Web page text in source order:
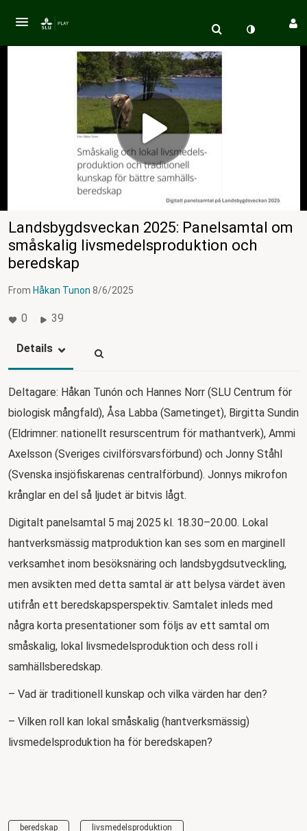
Landsbygdsveckan 2025: Panelsamtal om
småskalig livsmedelsproduktion och
beredskap
From Håkan Tunon 8/6/2025
0 39
Details
Deltagare: Håkan Tunón och Hannes Norr (SLU Centrum för
biologisk mångfald), Åsa Labba (Sametinget), Birgitta Sundin
(Eldrimner: nationellt resurscentrum för mathantverk), Ammi
Axelsson (Sveriges civilförsvarsförbund) och Jonny Ståhl
(Svenska insjöfiskarenas centralförbund). Jonnys mikrofon
krånglar en del så ljudet är bitvis lågt.
Digitalt panelsamtal 5 maj 2025 kl. 18.30–20.00. Lokal
hantverksmässig matproduktion kan ses som en marginell
verksamhet inom besöksnäring och landsbygdsutveckling,
men avsikten med detta samtal är att belysa värdet även
utifrån ett beredskapsperspektiv. Samtalet inleds med
några korta presentationer som följs av ett samtal om
småskalig, lokal livsmedelsproduktion och dess roll i
samhällsberedskap.
– Vad är traditionell kunskap och vilka värden har den?
– Vilken roll kan lokal småskalig (hantverksmässig)
livsmedelsproduktion ha för beredskapen?
beredskap livsmedelsproduktion